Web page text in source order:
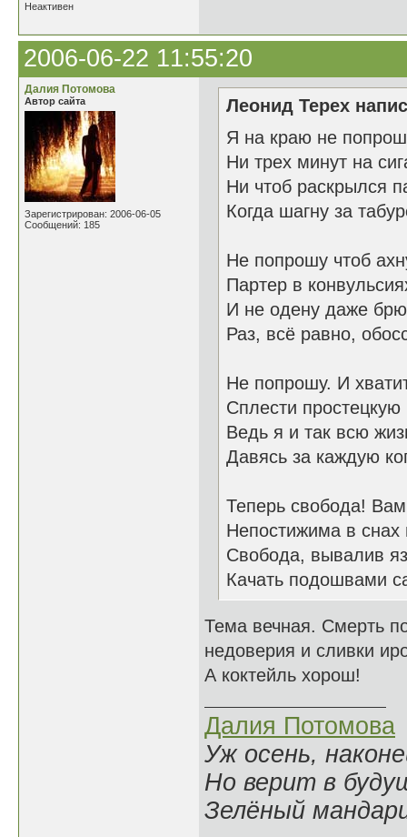
Неактивен
2006-06-22 11:55:20
Далия Потомова
Автор сайта
Зарегистрирован: 2006-06-05
Сообщений: 185
Леонид Терех
Я на краю не
Ни трех минут на
Ни чтоб раскрылся
Когда шагну за
Не попрошу чтоб
Партер в
И не одену даже
Раз, всё равно,
Не попрошу. И
Сплести простецкую
Ведь я и так всю
Давясь за каждую
Теперь свобода!
Непостижима в
Свобода, вывалив
Качать подошвами
Тема вечная. Смерть
недоверия и сливки
А коктейль хорош!
Далия Потомова
Уж осень,
Но верит в
Зелёный